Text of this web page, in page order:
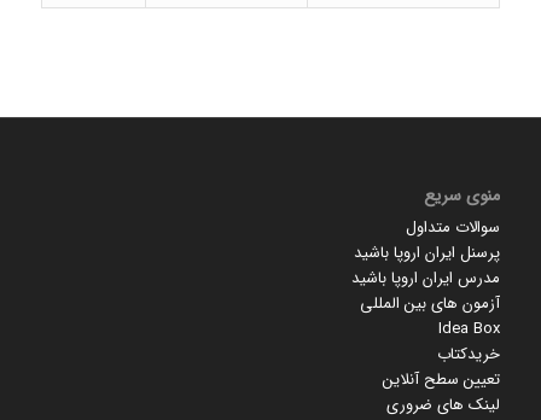
منوی سریع
سوالات متداول
پرسنل ایران اروپا باشید
مدرس ایران اروپا باشید
آزمون های بین المللی
Idea Box
خریدکتاب
تعیین سطح آنلاین
لینک های ضروری